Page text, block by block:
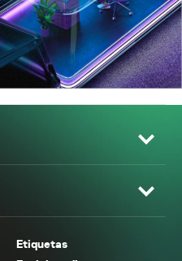
Etiquetas